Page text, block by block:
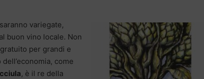
variegate,
buon vino locale. Non
per grandi e
come
, è il re della